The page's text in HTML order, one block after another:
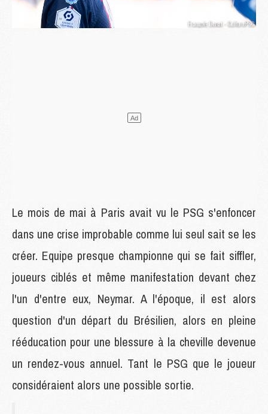
Le mois de mai à Paris avait vu le PSG s'enfoncer
dans une crise improbable comme lui seul sait se les
créer. Equipe presque championne qui se fait siffler,
joueurs ciblés et même manifestation devant chez
l'un d'entre eux, Neymar. A l'époque, il est alors
question d'un départ du Brésilien, alors en pleine
rééducation pour une blessure à la cheville devenue
un rendez-vous annuel. Tant le PSG que le joueur
considéraient alors une possible sortie.